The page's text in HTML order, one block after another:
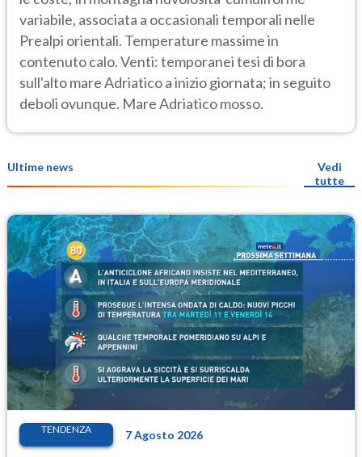
variabile, associata a occasionali temporali nelle
Prealpi orientali. Temperature massime in
contenuto calo. Venti: temporanei tesi di bora
sull'alto mare Adriatico a inizio giornata; in seguito
deboli ovunque. Mare Adriatico mosso.
Ultime news
Vedi
tutte
TENDENZA 7 Agosto 2026